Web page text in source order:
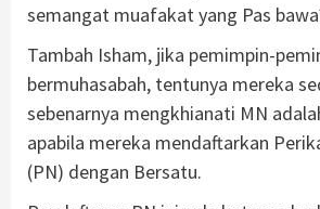
semangat muafakat yang Pas
Tambah Isham, jika pemimpin-
bermuhasabah, tentunya mereka
sebenarnya mengkhianati MN
apabila mereka mendaftarkan
(PN) dengan Bersatu.